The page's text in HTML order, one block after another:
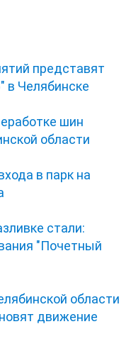
представят
в Челябинске
шин
области
в парк на
стали:
"Почетный
области
движение